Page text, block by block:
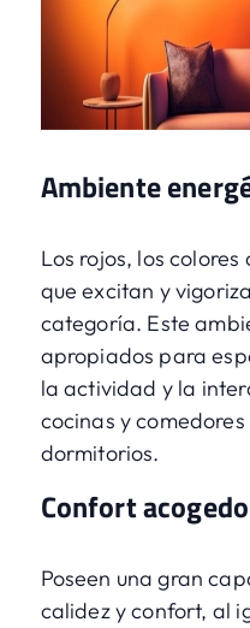
Ambiente
Los rojos, los
que excitan y
categoría. Este
apropiados para
la actividad y la
cocinas y
dormitorios.
Confort
Poseen una gran
calidez y confort, al